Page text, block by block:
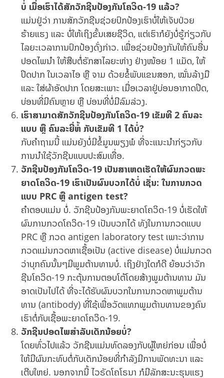
ບໍ່ ເມື່ອເຮົາໄດ້ສັກວັກຊີນປ້ອງກັນໂຄວິດ-19 ແລ້ວ?
ແມ່ນຢູ່ວ່າ ການສັກວັກຊີນຊ່ວຍປົກປ້ອງເຮົາບໍ່ໃຫ້ເຈັບປ່ວຍ
ຮ້າຍແຮງ ແລະ ບໍ່ໃຫ້ເຖິງຂັ້ນເສຍຊີວິດ, ແຕ່ເຮົາກໍຍັງບໍ່ຮູ້ກ່ຽວກັບ
ໄລຍະເວລາການປົກປ້ອງດັ່ງກ່າວ. ເພື່ອຊ່ວຍປ້ອງກັນໃຫ້ຄົນອື່ນ
ປອດໄພນຳ ໃຫ້ສືບຕໍ່ຮັກສາໄລຍະຫ່າງ ຢ່າງໜ້ອຍ 1 ແມັດ, ໃຫ້
ປິດປາກ ໃນເວລາໄອ ຫຼື ຈາມ ດ້ວຍຂໍ້ພັບແຂນສອກ, ໝັ່ນລ້າງມື
ແລະ ໃສ່ຜ້າອັດປາກ ໂດຍສະເພາະ ເມື່ອເວລາຢູ່ບ່ອນອາກາດປິດ,
ບ່ອນທີ່ມີຄົນຫຼາຍ ຫຼື ບ່ອນທີ່ບໍ່ມີລົມລ່ວງ.
ເຮົາສາມາດສັກວັກຊີນປ້ອງກັນໂຄວິດ-19 ເຂັມທີ 2 ຄົນລະ
ແບບ ຫຼື ຄົນລະຍີ່ຫໍ້ ກັບເຂັມທີ 1 ໄດ້ບໍ່?
ກັບຄໍາຖາມນີ້ ແມ່ນຍັງບໍ່ມີຂໍ້ມູນພຽງພໍ ທີ່ຈະແນະນຳກ່ຽວກັບ
ການນຳໃຊ້ວັກຊີນແບບປະສົມເທື່ອ.
ວັກຊີນປ້ອງກັນໂຄວິດ-19 ເປັນສາເຫດເຮັດໃຫ້ຜົນກວດພະ
ຍາດໂຄວິດ-19 ເຮົາເປັນຜົນບວກໄດ້ບໍ່ ເຊັ່ນ: ໃນການກວດ
ແບບ PRC ຫຼື antigen test?
ຄຳຕອບແມ່ນ ບໍ່. ວັກຊີນປ້ອງກັນພະຍາດໂຄວິດ-19 ບໍ່ເຮັດໃຫ້
ຜົນການກວດໂຄວິດ-19 ເປັນບວກໄດ້ ທັງໃນການກວດແບບ
PRC ຫຼື ກວດ antigen laboratory test ເພາະວ່າການ
ກວດແມ່ນກວດຫາເຊື້ອເປັນ (active disease) ບໍ່ແມ່ນກວດ
ວ່າບຸກຄົນນັ້ນໆມີພູມຕ້ານທານບໍ່. ເຖິງຢ່າງໃດກໍດີ ຍ້ອນວ່າວັກ
ຊີນໂຄວິດ-19 ກະຕຸ້ນການຕອບໂຕ້ໂດຍສ້າງພູມຕ້ານທານ ມັນ
ອາດເປັນໄປໄດ້ ທີ່ຈະໄດ້ຮັບຜົນບວກໃນການກວດຫາພູມຕ້ານ
ທານ (antibody) ທີ່ໃຊ້ເພື່ອວັດແທກພູມຕ້ານທານຂອງຄົນ
ເຮົາຕໍ່ກັບເຊື້ອພະຍາດໂຄວິດ-19.
ວັກຊີນປອດໄພສຳລັບເດັກນ້ອຍບໍ່?
ໂດຍທົ່ວໄປແລ້ວ ວັກຊີນແມ່ນທົດລອງກັບຜູ້ໃຫຍ່ກ່ອນ ເພື່ອບໍ່
ໃຫ້ມີຜົນກະທົບຕໍ່ກັບເດັກນ້ອຍທີ່ກຳລັງມີການພັດທະນາ ແລະ
ເຕີບໃຫຍ່. ນອກຈາກນີ້ ໄວຣັດໂຄໂຣນາ ກໍມີລັກສະນະຮຸນແຮງ